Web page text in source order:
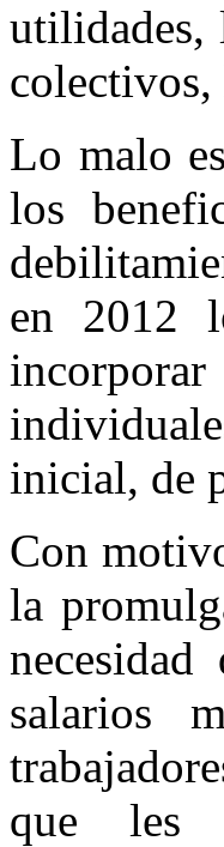
utilidades,
colectivos,
Lo malo
los
en 2012
inicial, de
Con
la
salarios
que les